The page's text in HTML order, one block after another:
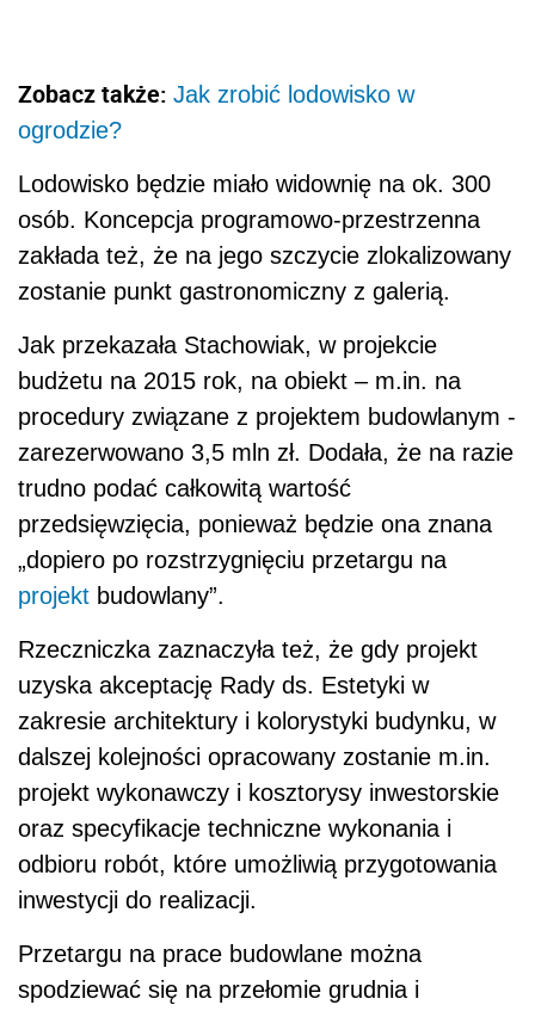
Zobacz także: Jak zrobić lodowisko w
ogrodzie?
Lodowisko będzie miało widownię na ok. 300
osób. Koncepcja programowo-przestrzenna
zakłada też, że na jego szczycie zlokalizowany
zostanie punkt gastronomiczny z galerią.
Jak przekazała Stachowiak, w projekcie
budżetu na 2015 rok, na obiekt – m.in. na
procedury związane z projektem budowlanym -
zarezerwowano 3,5 mln zł. Dodała, że na razie
trudno podać całkowitą wartość
przedsięwzięcia, ponieważ będzie ona znana
„dopiero po rozstrzygnięciu przetargu na
projekt budowlany”.
Rzeczniczka zaznaczyła też, że gdy projekt
uzyska akceptację Rady ds. Estetyki w
zakresie architektury i kolorystyki budynku, w
dalszej kolejności opracowany zostanie m.in.
projekt wykonawczy i kosztorysy inwestorskie
oraz specyfikacje techniczne wykonania i
odbioru robót, które umożliwią przygotowania
inwestycji do realizacji.
Przetargu na prace budowlane można
spodziewać się na przełomie grudnia i